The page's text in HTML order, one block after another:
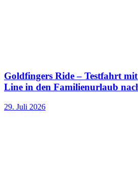
Goldfingers Ride – Testfahrt
Line in den Familienurlaub
29. Juli 2026